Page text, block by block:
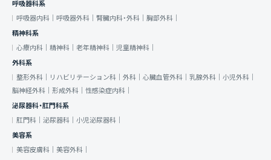
呼吸器科系
呼吸器内科｜ 呼吸器外科｜ 腎臓内科・外科｜ 胸部外科｜
精神科系
心療内科｜ 精神科｜ 老年精神科｜ 児童精神科｜
外科系
整形外科｜
リハビリテーション科｜ 外科｜ 心臓血管外科｜ 乳腺外科｜ 小児外科｜
脳神経外科｜ 形成外科｜ 性感染症内科｜
泌尿器科・肛門科系
肛門科｜ 泌尿器科｜ 小児泌尿器科｜
美容系
美容皮膚科｜ 美容外科｜